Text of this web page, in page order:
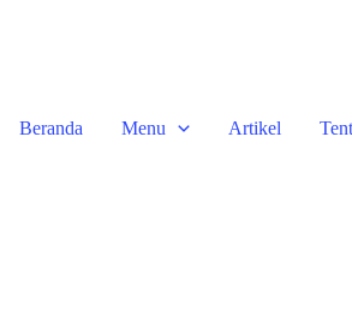
Beranda Menu Artikel